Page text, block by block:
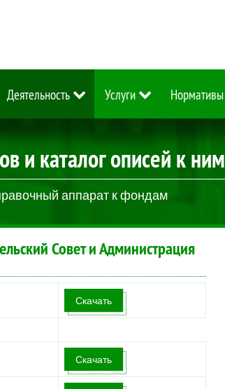
Деятельность Услуги Нормативы
и каталог описей к ним
аппарат к фондам
Совет и Администрация
Скачать
Скачать